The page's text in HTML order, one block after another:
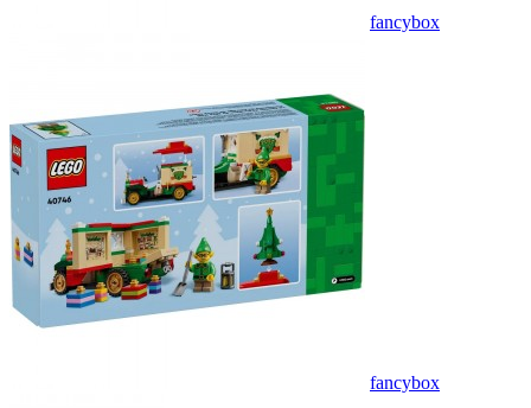
fancybox
fancybox